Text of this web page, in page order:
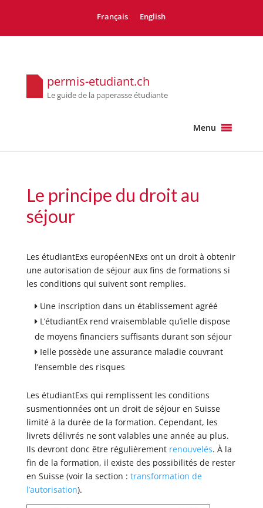
Français English
permis-etudiant.ch
Le guide de la paperasse étudiante
Menu
Le principe du droit au
séjour
Les étudiantExs européenNExs ont un droit à obtenir
une autorisation de séjour aux fins de formations si
les conditions qui suivent sont remplies.
Une inscription dans un établissement agréé
L’étudiantEx rend vraisemblable qu’ielle dispose
de moyens financiers suffisants durant son séjour
Ielle possède une assurance maladie couvrant
l’ensemble des risques
Les étudiantExs qui remplissent les conditions
susmentionnées ont un droit de séjour en Suisse
limité à la durée de la formation. Cependant, les
livrets délivrés ne sont valables une année au plus.
Ils devront donc être régulièrement renouvelés. À la
fin de la formation, il existe des possibilités de rester
en Suisse (voir la section : transformation de
l’autorisation).